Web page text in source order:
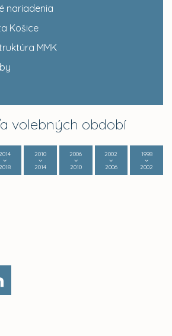
nariadenia
Košice
MMK
volebných období
2010
2014
2006
2010
2002
2006
1998
2002